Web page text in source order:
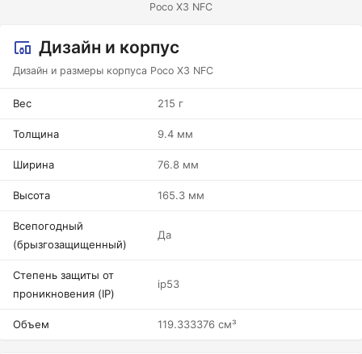
Poco X3 NFC
Дизайн и корпус
Дизайн и размеры корпуса Poco X3 NFC
Вес 215 г
Толщина 9.4 мм
Ширина 76.8 мм
Высота 165.3 мм
Всепогодный
(брызгозащищенный)
Да
Степень защиты от
проникновения (IP)
ip53
Объем 119.333376 см³